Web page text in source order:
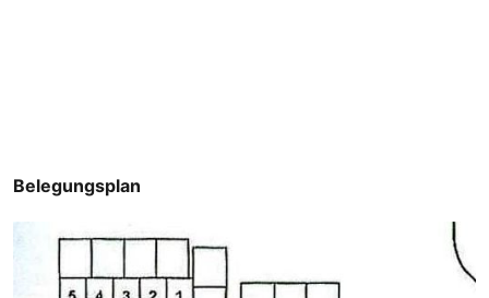
Belegungsplan